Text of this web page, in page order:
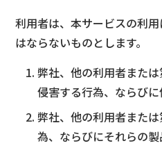
利用者は、本サービスの利
はならないものとします。
弊社、他の利用者また
侵害する行為、ならび
弊社、他の利用者また
為、ならびにそれらの